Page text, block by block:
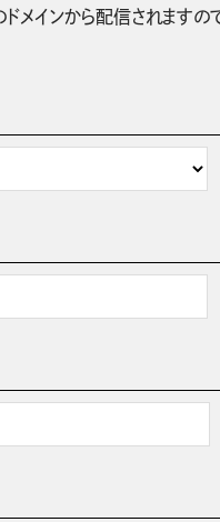
メインから配信されますの